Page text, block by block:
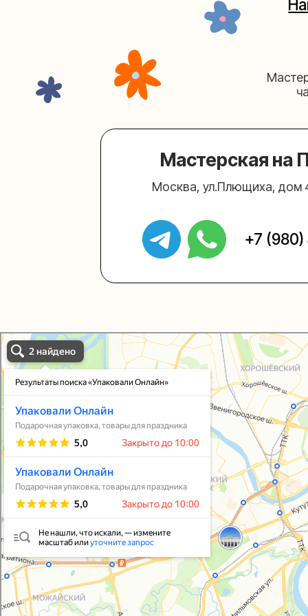
Москва, ул.Плющиха, дом 42
Мастерская на
+7 (980)
Упаковали Онлайн в Москве
Москва
© 2021-2025, ООО "УПАКОВАЛИ ОНЛАЙН"
Упаковать подарок
В личный кабинет